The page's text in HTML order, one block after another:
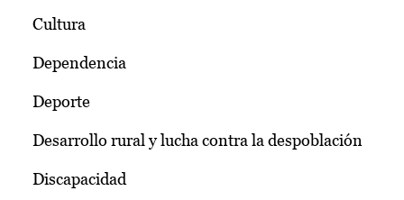
Cultura
Dependencia
Deporte
Desarrollo rural y lucha contra la despoblación
Discapacidad